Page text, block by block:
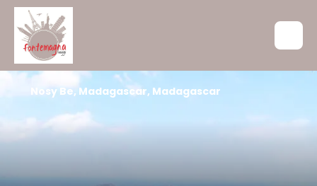
Nosy Be, Madagascar, Madagascar